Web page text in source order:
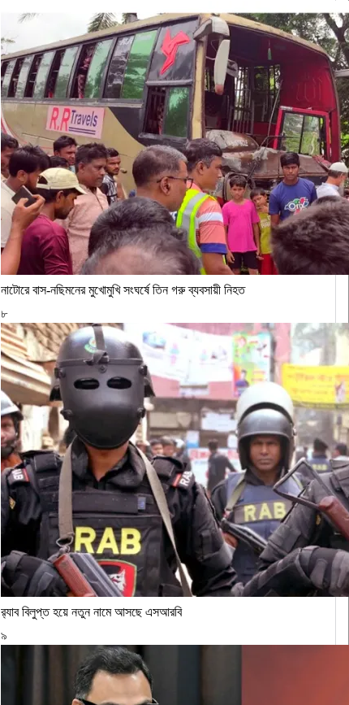
নাটোরে বাস-নছিমনের মুখোমুখি সংঘর্ষে তিন গরু ব্যবসায়ী নিহত
৮
র‍্যাব বিলুপ্ত হয়ে নতুন নামে আসছে এসআরবি
৯